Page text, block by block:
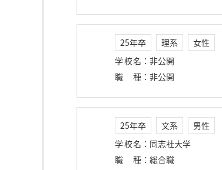
25年卒 理系
女性
学校名 ： 非公開
職種 ： 非公開
25年卒 文系
男性
学校名 ： 同志社大学
職種 ： 総合職